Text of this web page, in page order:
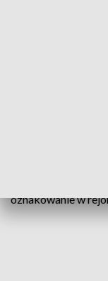
oznakowanie w